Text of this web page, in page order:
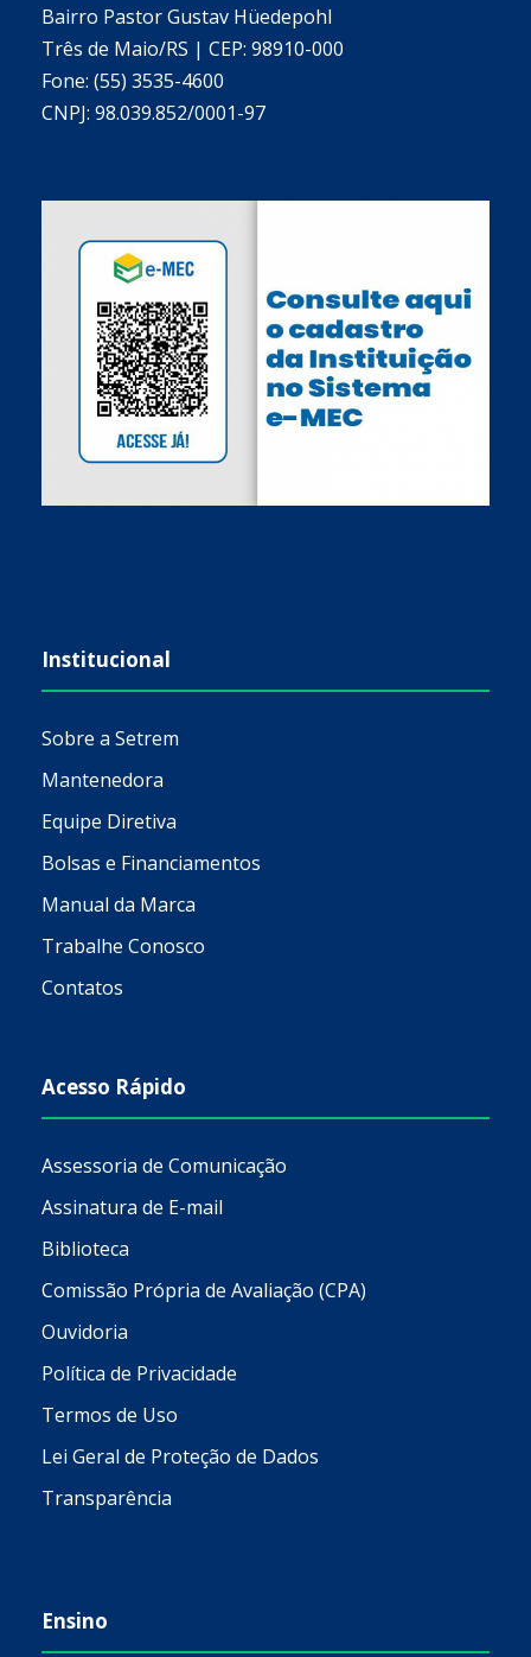
Bairro Pastor Gustav Hüedepohl
Três de Maio/RS | CEP: 98910-000
Fone: (55) 3535-4600
CNPJ: 98.039.852/0001-97
Institucional
Sobre a Setrem
Mantenedora
Equipe Diretiva
Bolsas e Financiamentos
Manual da Marca
Trabalhe Conosco
Contatos
Acesso Rápido
Assessoria de Comunicação
Assinatura de E-mail
Biblioteca
Comissão Própria de Avaliação (CPA)
Ouvidoria
Política de Privacidade
Termos de Uso
Lei Geral de Proteção de Dados
Transparência
Ensino